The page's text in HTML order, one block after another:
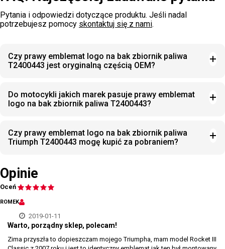
Pytania i odpowiedzi dotyczące produktu. Jeśli nadal
potrzebujesz pomocy skontaktuj się z nami.
Czy prawy emblemat logo na bak zbiornik paliwa
T2400443 jest oryginalną częścią OEM?
Do motocykli jakich marek pasuje prawy emblemat
logo na bak zbiornik paliwa T2400443?
Czy prawy emblemat logo na bak zbiornik paliwa
Triumph T2400443 mogę kupić za pobraniem?
Opinie
Oceń
ROMEK
2019-01-11
Warto, porządny sklep, polecam!
Zima przyszła to dopieszczam mojego Triumpha, mam model Rocket III